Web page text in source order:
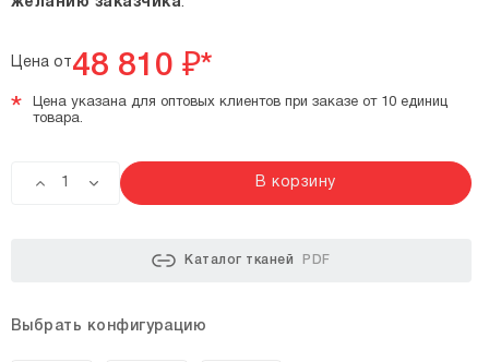
Цена от48 810 ₽*
*
Цена указана для оптовых клиентов при заказе от 10 единиц
товара.
В корзину
Каталог тканей PDF
Выбрать конфигурацию